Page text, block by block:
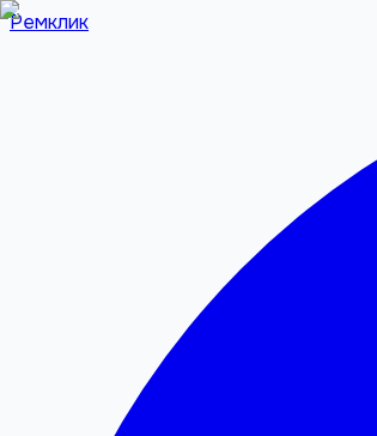
Ремклик